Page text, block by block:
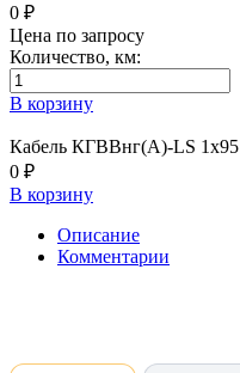
0 ₽
Цена по запросу
Количество, км:
В корзину
Кабель КГВВнг(А)-LS 1х95
0 ₽
В корзину
Описание
Комментарии